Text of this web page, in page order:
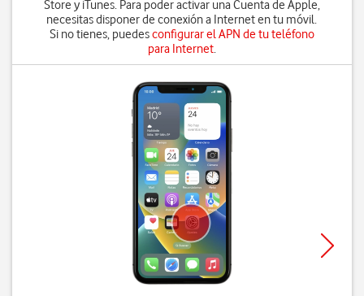
Store y iTunes. Para poder activar una Cuenta de Apple,
necesitas disponer de conexión a Internet en tu móvil.
Si no tienes, puedesconfigurar el APN de tu teléfono
para Internet.